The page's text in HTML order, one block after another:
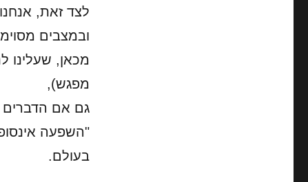
לצד זאת,
ובמצבים
מכאן, שעלינו
מפגש),
גם אם הדברים
"השפעה
בעולם.